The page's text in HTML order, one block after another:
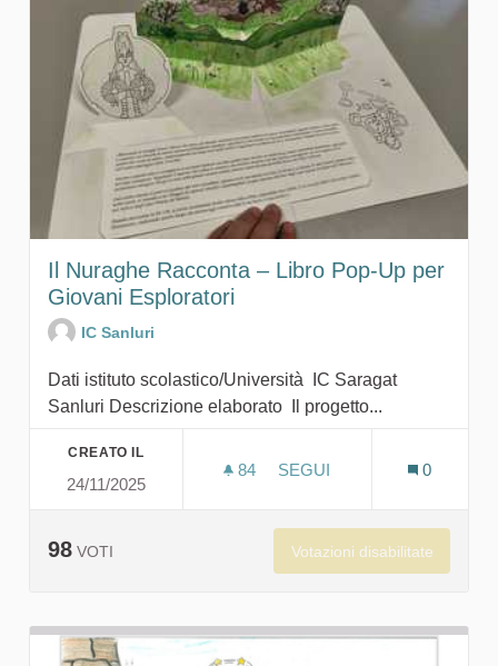
Il Nuraghe Racconta – Libro Pop-Up per
Giovani Esploratori
IC Sanluri
Dati istituto scolastico/Università IC Saragat
Sanluri Descrizione elaborato Il progetto...
CREATO IL
24/11/2025
84 84 SOSTENITORI
SEGUI
0
98 VOTI Votazioni disabilitate